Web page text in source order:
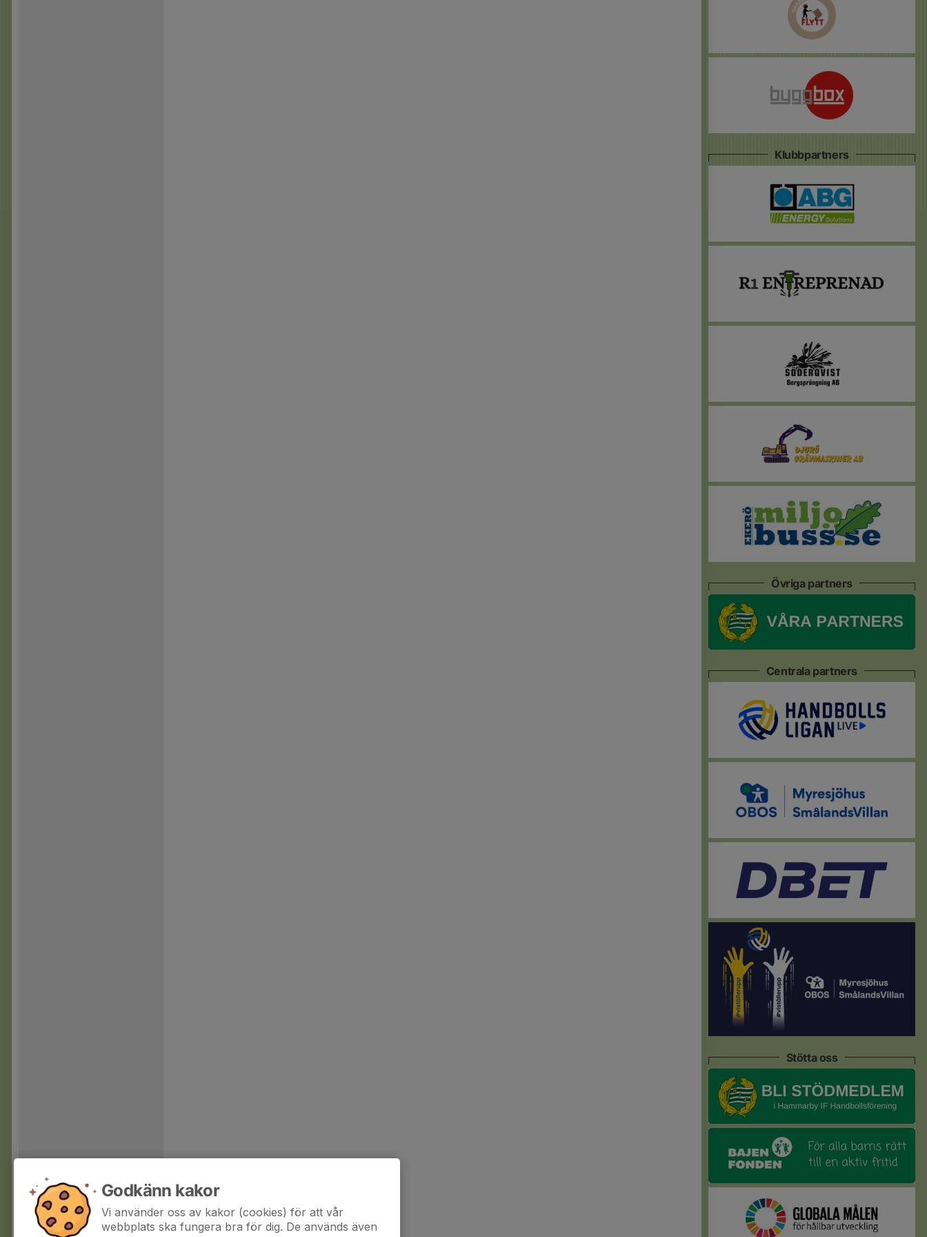
Klubbpartners
Övriga partners
Centrala partners
Stötta oss
Godkänn kakor
Vi använder oss av kakor (cookies) för att vår
webbplats ska fungera bra för dig. De används även